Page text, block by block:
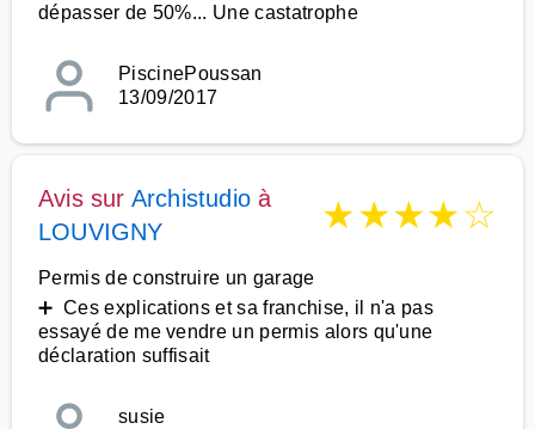
dépasser de 50%... Une castatrophe
PiscinePoussan
13/09/2017
Avis sur Archistudio à
LOUVIGNY
★★★★☆
Permis de construire un garage
➕ Ces explications et sa franchise, il n'a pas
essayé de me vendre un permis alors qu'une
déclaration suffisait
susie